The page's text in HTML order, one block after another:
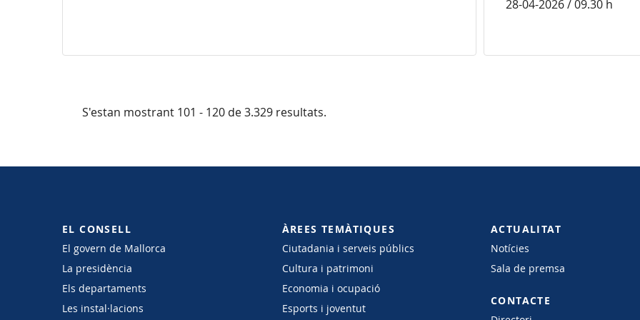
28-04-2026 / 09.30 h
S'estan mostrant 101 - 120 de 3.329 resultats.
EL CONSELL
El govern de Mallorca
La presidència
Els departaments
Les instal·lacions
ÀREES TEMÀTIQUES
Ciutadania i serveis públics
Cultura i patrimoni
Economia i ocupació
Esports i joventut
ACTUALITAT
Notícies
Sala de premsa
CONTACTE